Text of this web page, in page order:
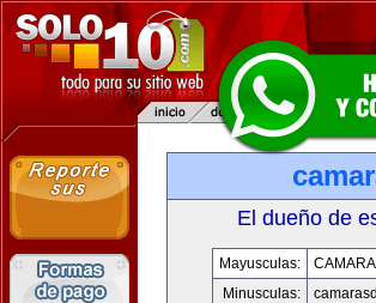
El dueño de
Mayusculas:
Minusculas: